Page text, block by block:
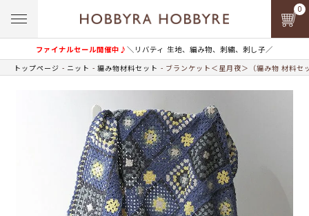
ファイナルセール開催中♪＼リバティ 生地、編み物、刺繍、刺し子／
0
トップページ ニット 編み物材料セット ブランケット＜星月夜＞（編み物 材料セ